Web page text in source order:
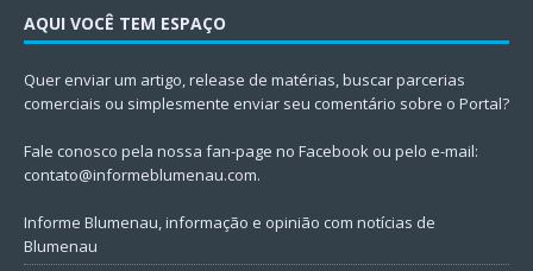
AQUI VOCÊ TEM ESPAÇO
Quer enviar um artigo, release de matérias, buscar parcerias
comerciais ou simplesmente enviar seu comentário sobre o Portal?
Fale conosco pela nossa fan-page no Facebook ou pelo e-mail:
contato@informeblumenau.com.
Informe Blumenau, informação e opinião com notícias de
Blumenau